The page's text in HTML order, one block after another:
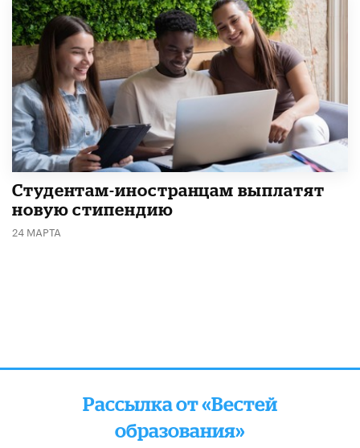
Студентам-иностранцам выплатят
новую стипендию
24 МАРТА
Рассылка от «Вестей
образования»